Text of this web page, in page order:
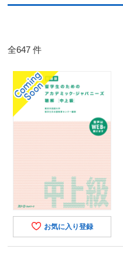
全647 件
お気に入り登録